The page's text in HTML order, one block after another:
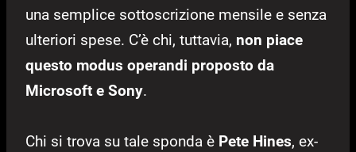
una semplice sottoscrizione mensile e senza
ulteriori spese. C’è chi, tuttavia, non piace
questo modus operandi proposto da
Microsoft e Sony.
Chi si trova su tale sponda è Pete Hines, ex-